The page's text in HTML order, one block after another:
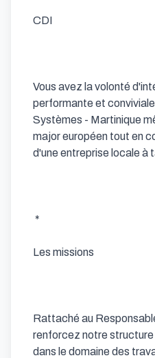
CDI
Vous avez la volonté
performante et
Systèmes - Martinique
major européen tout en
d'une entreprise locale à
Les missions
Rattaché au
renforcez notre structure
dans le domaine des